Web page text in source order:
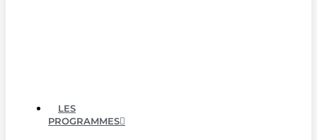
LES
PROGRAMMES